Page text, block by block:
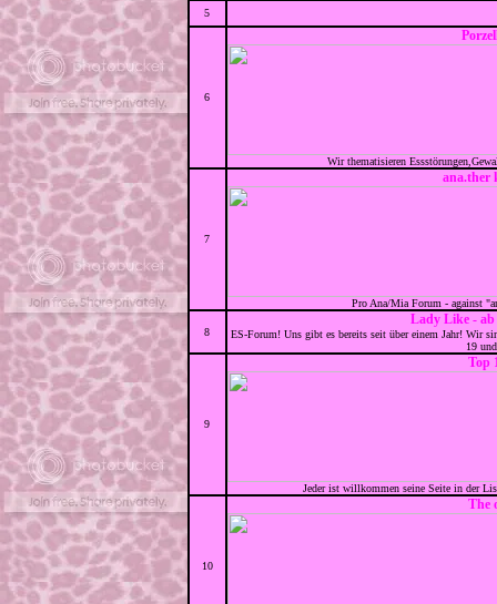
5
6
Wir thematisieren
7
ana.ther
Pro Ana/Mia Forum - against
8
Lady Like -
ES-Forum! Uns gibt es bereits seit über einem Jahr! Wir
19
9
Top
Jeder ist willkommen seine Seite in der
10
The